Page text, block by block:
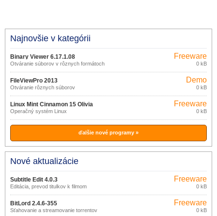
Najnovšie v kategórii
Binary Viewer 6.17.1.08
Otváranie súborov v rôznych formátoch
Freeware
0 kB
FileViewPro 2013
Otváranie rôznych súborov
Demo
0 kB
Linux Mint Cinnamon 15 Olivia
Operačný systém Linux
Freeware
0 kB
ďalšie nové programy »
Nové aktualizácie
Subtitle Edit 4.0.3
Editácia, prevod titulkov k filmom
Freeware
0 kB
BitLord 2.4.6-355
Sťahovanie a streamovanie torrentov
Freeware
0 kB